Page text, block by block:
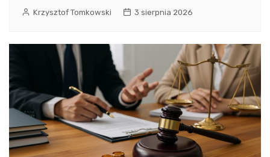
Krzysztof Tomkowski 3 sierpnia 2026